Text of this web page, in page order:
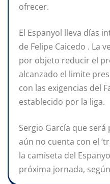
ofrecer.
El Espanyol lleva días
de Felipe Caicedo . La
por objeto reducir el
alcanzado el limite
con las exigencias del
establecido por la liga.
Sergio García que
aún no cuenta con el
la camiseta del
próxima jornada,